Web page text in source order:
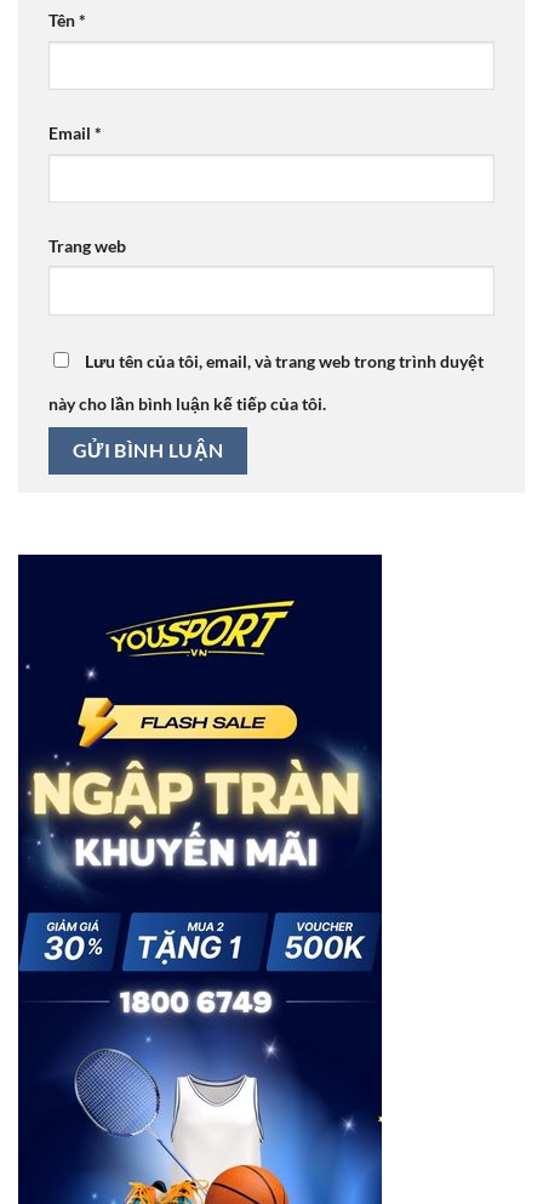
Tên*
Email *
Trang web
Lưu tên của tôi, email, và trang web trong trình duyệt
này cho lần bình luận kế tiếp của tôi.